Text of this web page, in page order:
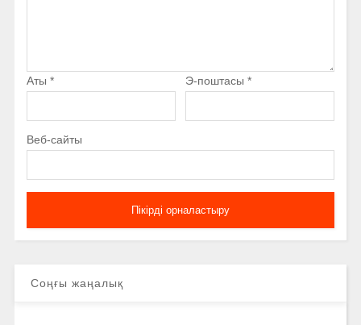
Аты * Э-поштасы *
Веб-сайты
Соңғы жаңалық